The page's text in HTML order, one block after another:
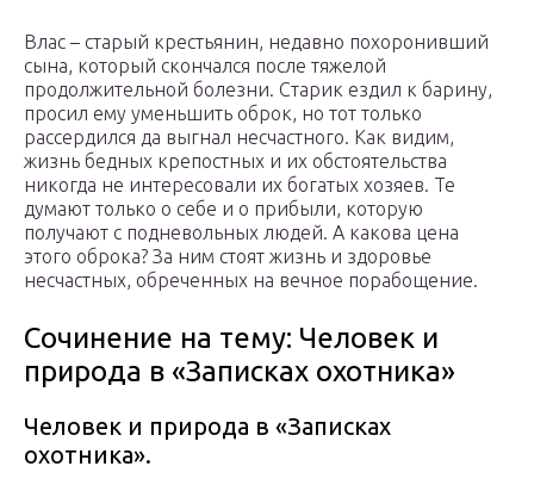
Влас – старый крестьянин, недавно похоронивший
сына, который скончался после тяжелой
продолжительной болезни. Старик ездил к барину,
просил ему уменьшить оброк, но тот только
рассердился да выгнал несчастного. Как видим,
жизнь бедных крепостных и их обстоятельства
никогда не интересовали их богатых хозяев. Те
думают только о себе и о прибыли, которую
получают с подневольных людей. А какова цена
этого оброка? За ним стоят жизнь и здоровье
несчастных, обреченных на вечное порабощение.
Сочинение на тему: Человек и
природа в «Записках охотника»
Человек и природа в «Записках
охотника».